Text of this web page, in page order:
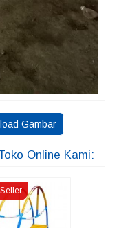
Gambar
Online Kami: